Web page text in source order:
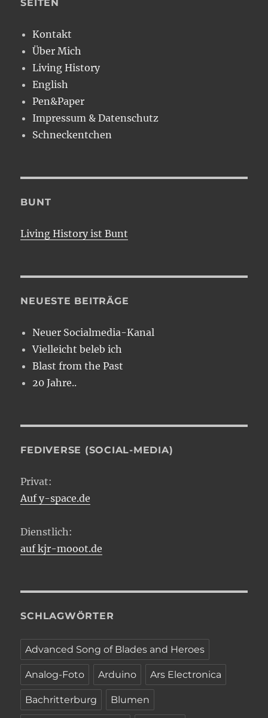
SEITEN
Kontakt
Über Mich
Living History
English
Pen&Paper
Impressum & Datenschutz
Schneckentchen
BUNT
Living History ist Bunt
NEUESTE BEITRÄGE
Neuer Socialmedia-Kanal
Vielleicht beleb ich
Blast from the Past
20 Jahre..
FEDIVERSE (SOCIAL-MEDIA)
Privat:
Auf y-space.de
Dienstlich:
auf kjr-mooot.de
SCHLAGWÖRTER
Advanced Song of Blades and Heroes
Analog-Foto Arduino Ars Electronica
Bachritterburg Blumen